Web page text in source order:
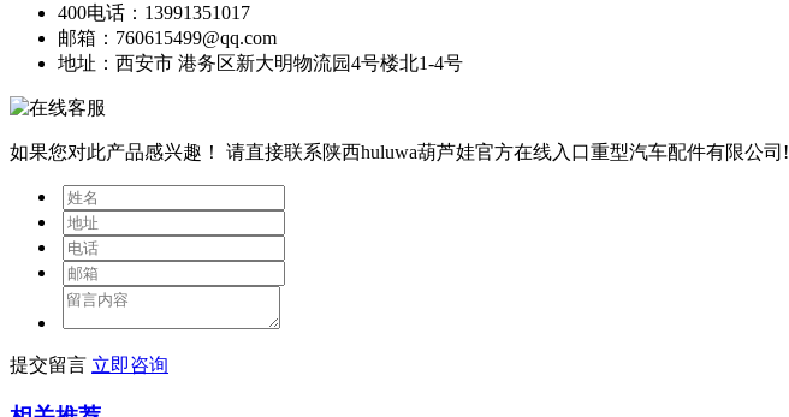
400电话：13991351017
邮箱：760615499@qq.com
地址：西安市 港务区新大明物流园4号楼北1-4号
如果您对此产品感兴趣！ 请直接联系陕西huluwa葫芦娃官方在线入口重型汽车配件有限公司!
提交留言 立即咨询